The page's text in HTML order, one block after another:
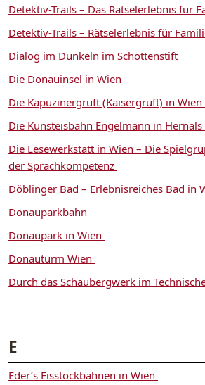
Detektiv-Trails – Das Rätselerlebnis für
Detektiv-Trails – Rätselerlebnis für
Dialog im Dunkeln im Schottenstift
Die Donauinsel in Wien
Die Kapuzinergruft (Kaisergruft) in Wien
Die Kunsteisbahn Engelmann in Hernals
Die Lesewerkstatt in Wien – Die
der Sprachkompetenz
Döblinger Bad – Erlebnisreiches Bad in
Donauparkbahn
Donaupark in Wien
Donauturm Wien
Durch das Schaubergwerk im
E
Eder’s Eisstockbahnen in Wien